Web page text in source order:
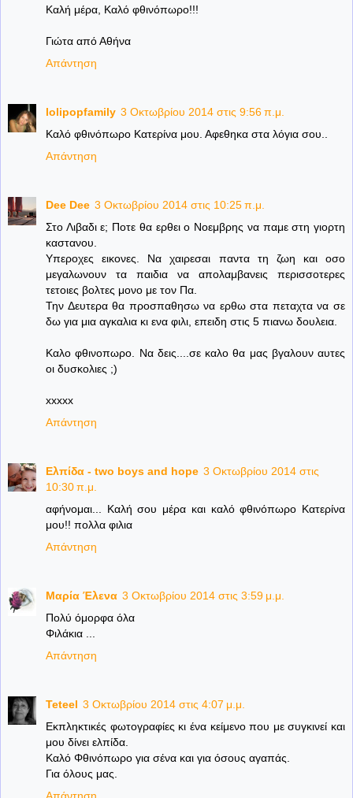
Καλή μέρα, Καλό φθινόπωρο!!!
Γιώτα από Αθήνα
Απάντηση
lolipopfamily 3 Οκτωβρίου 2014 στις 9:56 π.μ.
Καλό φθινόπωρο Κατερίνα μου. Αφεθηκα στα λόγια σου..
Απάντηση
Dee Dee 3 Οκτωβρίου 2014 στις 10:25 π.μ.
Στο Λιβαδι ε; Ποτε θα ερθει ο Νοεμβρης να παμε στη γιορτη
καστανου.
Υπεροχες εικονες. Να χαιρεσαι παντα τη ζωη και οσο
μεγαλωνουν τα παιδια να απολαμβανεις περισσοτερες
τετοιες βολτες μονο με τον Πα.
Την Δευτερα θα προσπαθησω να ερθω στα πεταχτα να σε
δω για μια αγκαλια κι ενα φιλι, επειδη στις 5 πιανω δουλεια.
Καλο φθινοπωρο. Να δεις....σε καλο θα μας βγαλουν αυτες
οι δυσκολιες ;)
xxxxx
Απάντηση
Ελπίδα - two boys and hope 3 Οκτωβρίου 2014 στις
10:30 π.μ.
αφήνομαι... Καλή σου μέρα και καλό φθινόπωρο Κατερίνα
μου!! πολλα φιλια
Απάντηση
Μαρία Έλενα 3 Οκτωβρίου 2014 στις 3:59 μ.μ.
Πολύ όμορφα όλα
Φιλάκια ...
Απάντηση
Teteel 3 Οκτωβρίου 2014 στις 4:07 μ.μ.
Εκπληκτικές φωτογραφίες κι ένα κείμενο που με συγκινεί και
μου δίνει ελπίδα.
Καλό Φθινόπωρο για σένα και για όσους αγαπάς.
Για όλους μας.
Απάντηση